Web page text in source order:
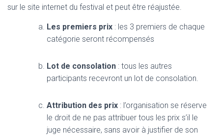
sur le site internet du festival et peut être réajustée.
Les premiers prix : les 3 premiers de chaque
catégorie seront récompensés
Lot de consolation : tous les autres
participants recevront un lot de consolation.
Attribution des prix : l’organisation se réserve
le droit de ne pas attribuer tous les prix s’il le
juge nécessaire, sans avoir à justifier de son